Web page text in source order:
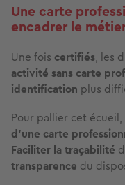
Une carte
encadrer le
Une fois certifiés, les
activité sans carte
identification plus
Pour pallier cet
d’une carte
Faciliter la traçabilité
transparence du